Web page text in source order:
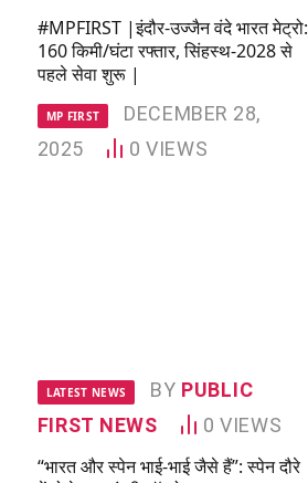
#MPFIRST |इंदौर-उज्जैन वंदे भारत मेट्रो:
160 किमी/घंटा रफ्तार, सिंहस्थ-2028 से
पहले सेवा शुरू |
MP FIRST
DECEMBER 28,
2025
0VIEWS
LATEST NEWS BY PUBLIC
FIRST NEWS
0VIEWS
“भारत और स्पेन भाई-भाई जैसे हैं”: स्पेन दौरे